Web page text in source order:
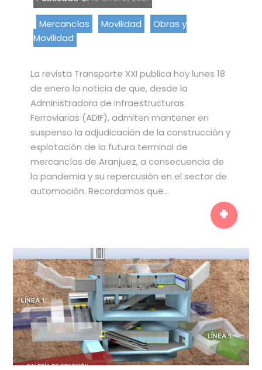
Mercancías Movilidad
Obras y
Movilidad
La revista Transporte XXI publica hoy lunes 18
de enero la noticia de que, desde la
Administradora de Infraestructuras
Ferroviarias (ADIF), admiten mantener en
suspenso la adjudicación de la construcción y
explotación de la futura terminal de
mercancías de Aranjuez, a consecuencia de
la pandemia y su repercusión en el sector de
automoción. Recordamos que…
+